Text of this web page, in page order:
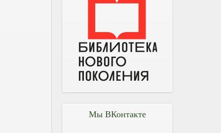
Мы ВКонтакте